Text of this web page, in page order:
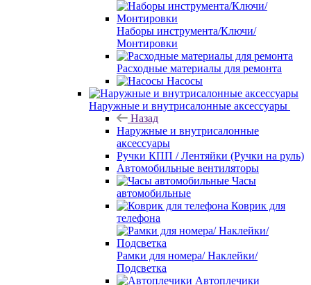
Наборы инструмента/Ключи/
Монтировки
Расходные материалы для ремонта
Насосы
Наружные и внутрисалонные аксессуары
Назад
Наружные и внутрисалонные
аксессуары
Ручки КПП / Лентяйки (Ручки на руль)
Автомобильные вентиляторы
Часы
автомобильные
Коврик для
телефона
Рамки для номера/ Наклейки/
Подсветка
Автоплечики